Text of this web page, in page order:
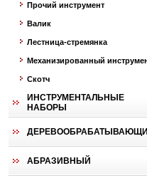
Прочий инструмент
Валик
Лестница-стремянка
Механизированный
Скотч
ИНСТРУМЕНТАЛЬНЫЕ
НАБОРЫ
АБРАЗИВНЫЙ